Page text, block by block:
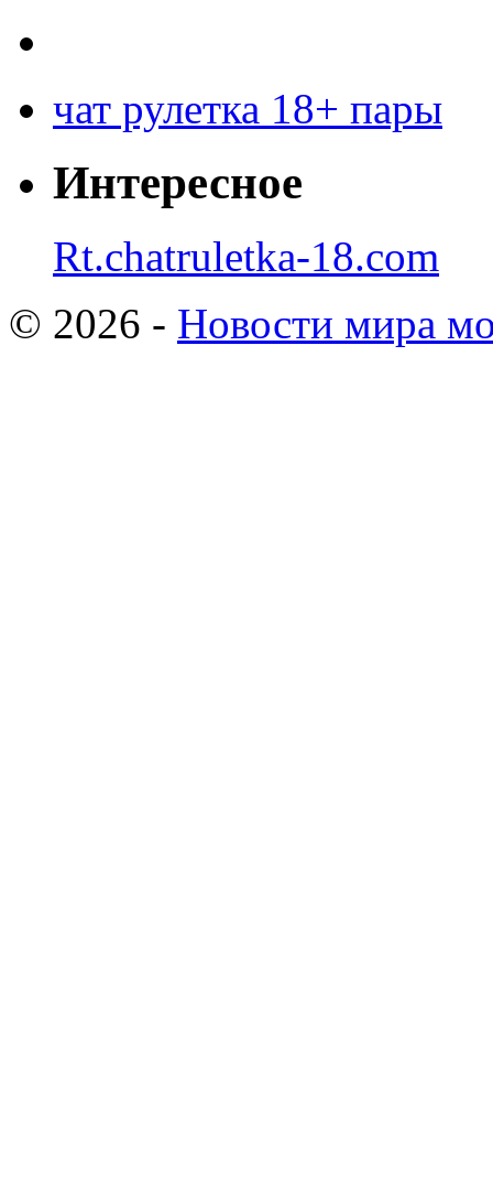
чат рулетка 18+ пары
Интересное
Rt.chatruletka-18.com
© 2026 - Новости мира